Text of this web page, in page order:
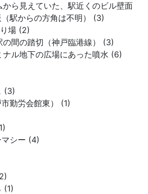
ら見えていた、駅近くのビル壁面
駅からの方角は不明） (3)
場 (2)
の間の踏切（神戸臨港線） (3)
ナル地下の広場にあった噴水 (6)
(3)
勤労会館東） (1)
シー (4)
(1)